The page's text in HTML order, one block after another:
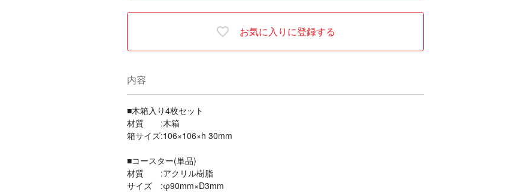
お気に入りに登録する
内容
■木箱入り4枚セット
材質 :木箱
箱サイズ:106×106×h 30mm
■コースター(単品)
材質 :アクリル樹脂
サイズ :φ90mm×D3mm